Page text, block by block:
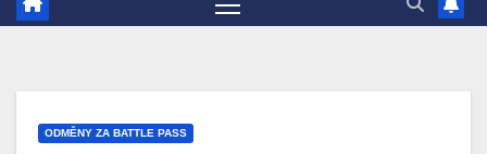
ODMĚNY ZA BATTLE PASS